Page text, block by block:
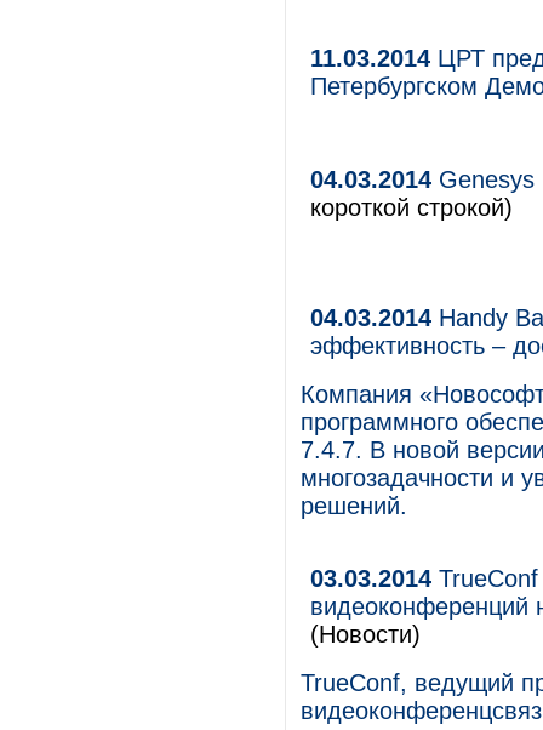
11.03.2014 ЦРТ
Петербургском
04.03.2014
короткой строкой)
04.03.2014 Handy
эффективность –
Компания
программного
7.4.7. В новой
многозадачности и
решений.
03.03.2014
видеоконференций
(Новости)
TrueConf, ведущий